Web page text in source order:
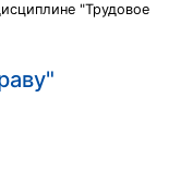
"Трудовое